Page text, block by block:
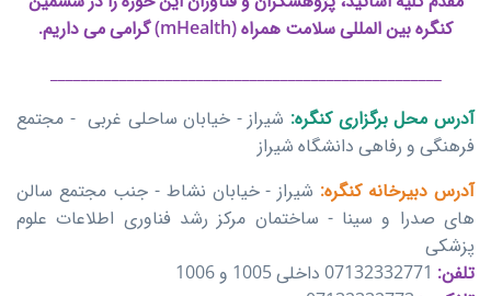
کنگره بین المللی سلامت همراه (mHealth) گرامی می داریم.
آدرس محل برگزاری کنگره: شیراز - خیابان ساحلی غربی - مجتمع
فرهنگی و رفاهی دانشگاه شیراز
آدرس دبیرخانه کنگره: شیراز - خیابان نشاط - جنب مجتمع سالن
های صدرا و سینا - ساختمان مرکز رشد فناوری اطلاعات علوم
پزشکی
تلفن: